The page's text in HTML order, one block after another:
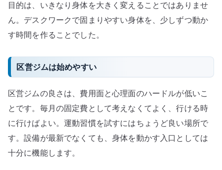
目的は、いきなり身体を大きく変えることではありませ
ん。デスクワークで固まりやすい身体を、少しずつ動か
す時間を作ることでした。
区営ジムは始めやすい
区営ジムの良さは、費用面と心理面のハードルが低いこ
とです。毎月の固定費として考えなくてよく、行ける時
に行けばよい。運動習慣を試すにはちょうど良い場所で
す。設備が最新でなくても、身体を動かす入口としては
十分に機能します。